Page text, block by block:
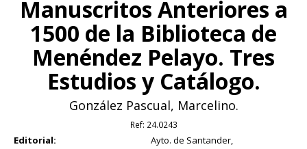
Manuscritos Anteriores a
1500 de la Biblioteca de
Menéndez Pelayo. Tres
Estudios y Catálogo.
González Pascual, Marcelino.
Ref: 24.0243
Editorial:
Ayto. de Santander,